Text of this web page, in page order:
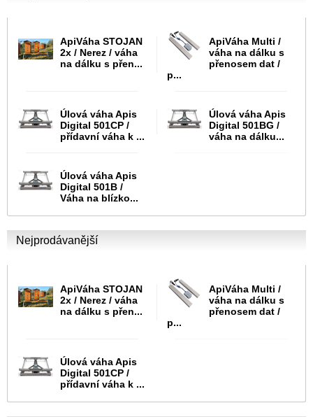
ApiVáha STOJAN
2x / Nerez / váha
na dálku s přen...
ApiVáha Multi /
váha na dálku s
přenosem dat /
p...
Úlová váha Apis
Digital 501CP /
přídavní váha k ...
Úlová váha Apis
Digital 501BG /
váha na dálku...
Úlová váha Apis
Digital 501B /
Váha na blízko...
Nejprodávanější
ApiVáha STOJAN
2x / Nerez / váha
na dálku s přen...
ApiVáha Multi /
váha na dálku s
přenosem dat /
p...
Úlová váha Apis
Digital 501CP /
přídavní váha k ...